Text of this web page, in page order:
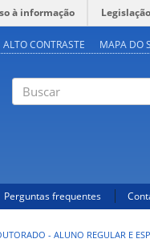
à informação Legislação
ALTO CONTRASTE MAPA DO
Perguntas frequentes
- ALUNO REGULAR E